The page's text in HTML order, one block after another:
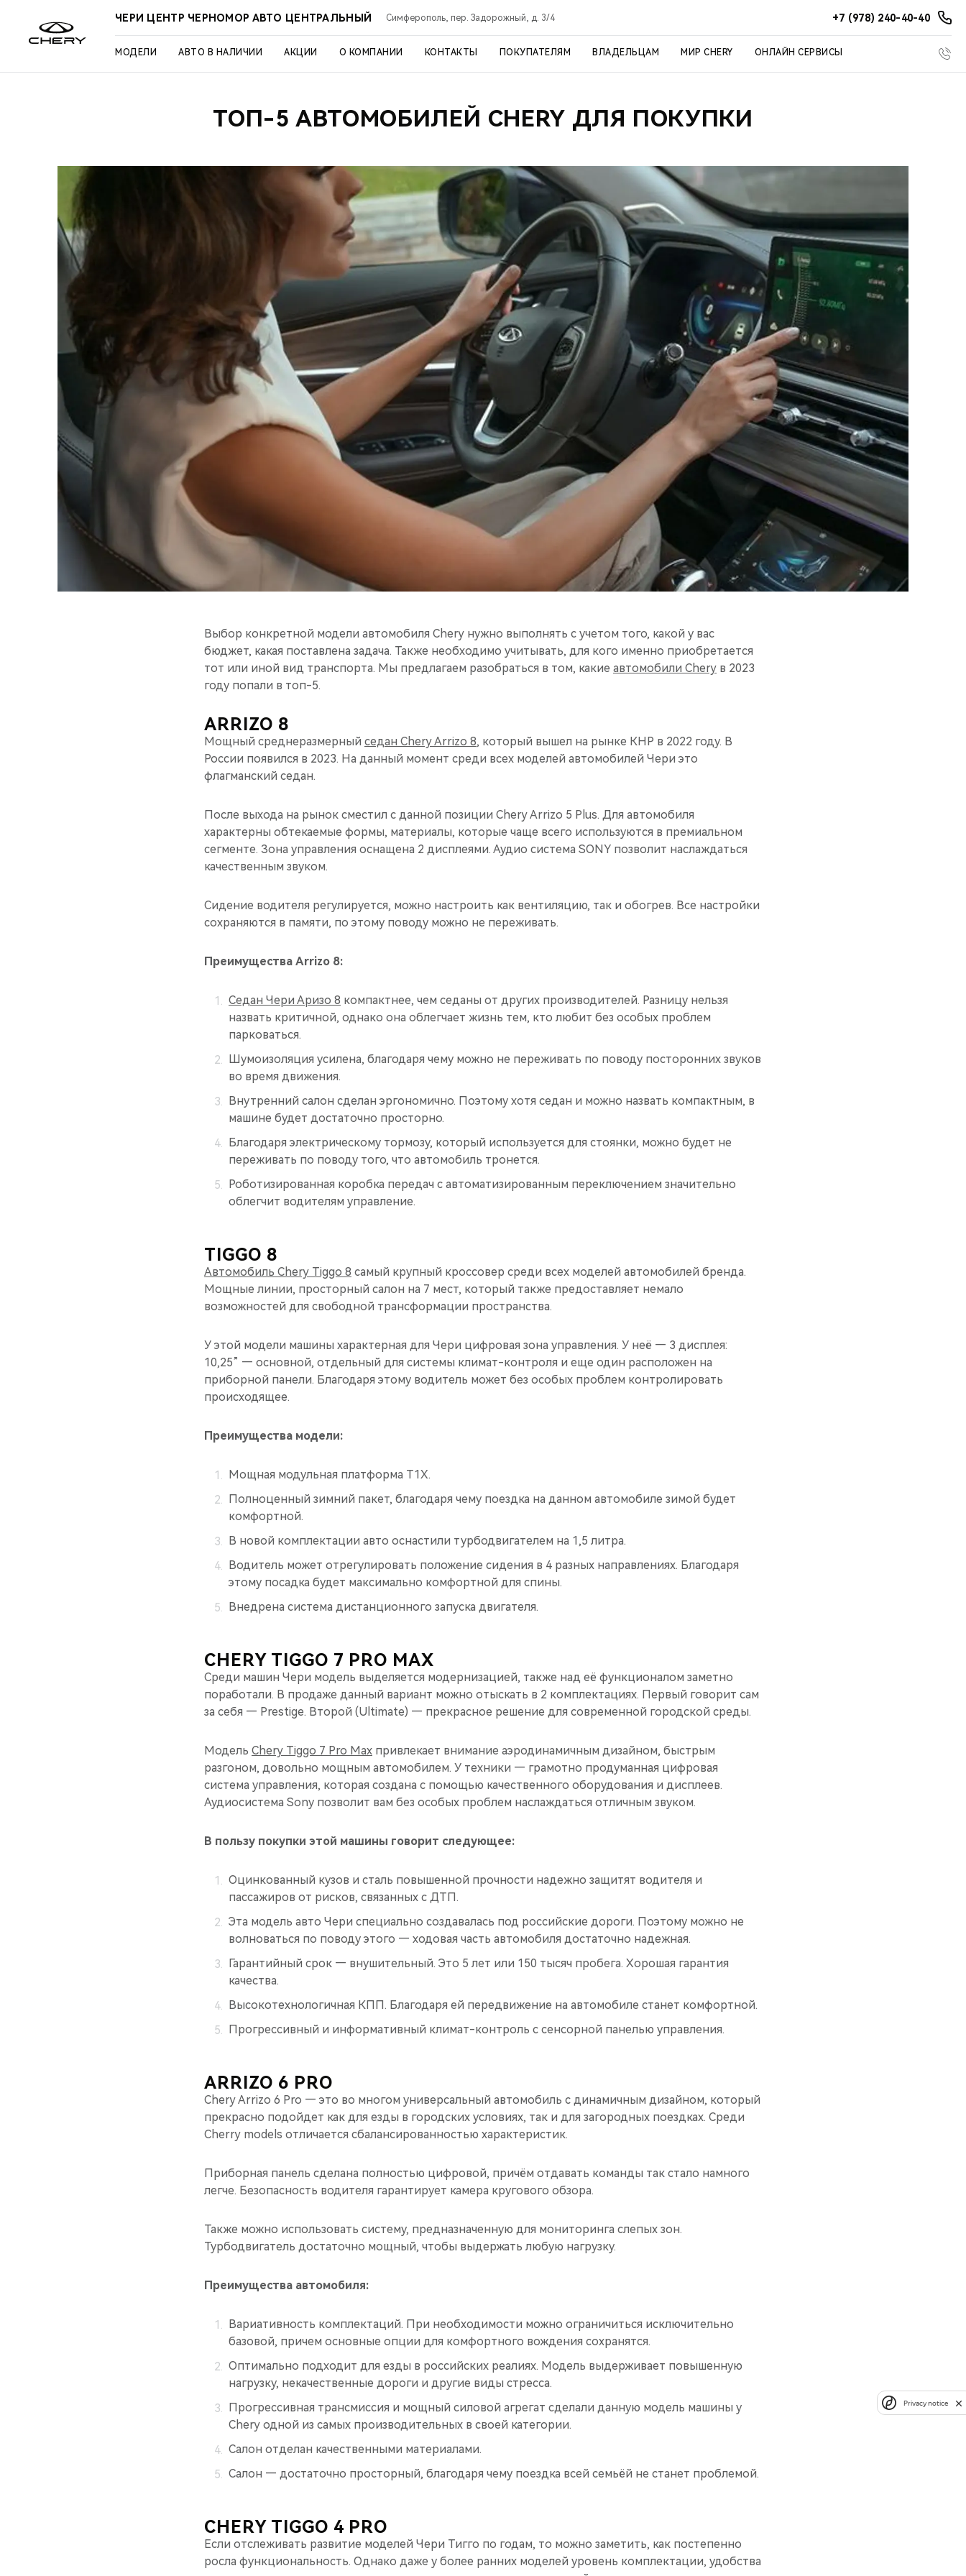
ЧЕРИ ЦЕНТР ЧЕРНОМОР АВТО ЦЕНТРАЛЬНЫЙ Симферополь, пер. Задорожный, д. 3/4 +7 (978) 240-40-40
МОДЕЛИ АВТО В НАЛИЧИИ АКЦИИ О КОМПАНИИ КОНТАКТЫ ПОКУПАТЕЛЯМ ВЛАДЕЛЬЦАМ МИР CHERY ОНЛАЙН СЕРВИСЫ
ТОП-5 АВТОМОБИЛЕЙ CHERY ДЛЯ ПОКУПКИ
Выбор конкретной модели автомобиля Chery нужно выполнять с учетом того, какой у вас
бюджет, какая поставлена задача. Также необходимо учитывать, для кого именно приобретается
тот или иной вид транспорта. Мы предлагаем разобраться в том, какие автомобили Chery в 2023
году попали в топ-5.
ARRIZO 8
Мощный среднеразмерный седан Chery Arrizo 8, который вышел на рынке КНР в 2022 году. В
России появился в 2023. На данный момент среди всех моделей автомобилей Чери это
флагманский седан.
После выхода на рынок сместил с данной позиции Chery Arrizo 5 Plus. Для автомобиля
характерны обтекаемые формы, материалы, которые чаще всего используются в премиальном
сегменте. Зона управления оснащена 2 дисплеями. Аудио система SONY позволит наслаждаться
качественным звуком.
Сидение водителя регулируется, можно настроить как вентиляцию, так и обогрев. Все настройки
сохраняются в памяти, по этому поводу можно не переживать.
Преимущества Arrizo 8:
Седан Чери Аризо 8 компактнее, чем седаны от других производителей. Разницу нельзя
назвать критичной, однако она облегчает жизнь тем, кто любит без особых проблем
парковаться.
Шумоизоляция усилена, благодаря чему можно не переживать по поводу посторонних звуков
во время движения.
Внутренний салон сделан эргономично. Поэтому хотя седан и можно назвать компактным, в
машине будет достаточно просторно.
Благодаря электрическому тормозу, который используется для стоянки, можно будет не
переживать по поводу того, что автомобиль тронется.
Роботизированная коробка передач с автоматизированным переключением значительно
облегчит водителям управление.
TIGGO 8
Автомобиль Chery Tiggo 8 самый крупный кроссовер среди всех моделей автомобилей бренда.
Мощные линии, просторный салон на 7 мест, который также предоставляет немало
возможностей для свободной трансформации пространства.
У этой модели машины характерная для Чери цифровая зона управления. У неё — 3 дисплея:
10,25” — основной, отдельный для системы климат-контроля и еще один расположен на
приборной панели. Благодаря этому водитель может без особых проблем контролировать
происходящее.
Преимущества модели:
Мощная модульная платформа T1X.
Полноценный зимний пакет, благодаря чему поездка на данном автомобиле зимой будет
комфортной.
В новой комплектации авто оснастили турбодвигателем на 1,5 литра.
Водитель может отрегулировать положение сидения в 4 разных направлениях. Благодаря
этому посадка будет максимально комфортной для спины.
Внедрена система дистанционного запуска двигателя.
CHERY TIGGO 7 PRO MAX
Среди машин Чери модель выделяется модернизацией, также над её функционалом заметно
поработали. В продаже данный вариант можно отыскать в 2 комплектациях. Первый говорит сам
за себя — Prestige. Второй (Ultimate) — прекрасное решение для современной городской среды.
Модель Chery Tiggo 7 Pro Max привлекает внимание аэродинамичным дизайном, быстрым
разгоном, довольно мощным автомобилем. У техники — грамотно продуманная цифровая
система управления, которая создана с помощью качественного оборудования и дисплеев.
Аудиосистема Sony позволит вам без особых проблем наслаждаться отличным звуком.
В пользу покупки этой машины говорит следующее:
Оцинкованный кузов и сталь повышенной прочности надежно защитят водителя и
пассажиров от рисков, связанных с ДТП.
Эта модель авто Чери специально создавалась под российские дороги. Поэтому можно не
волноваться по поводу этого — ходовая часть автомобиля достаточно надежная.
Гарантийный срок — внушительный. Это 5 лет или 150 тысяч пробега. Хорошая гарантия
качества.
Высокотехнологичная КПП. Благодаря ей передвижение на автомобиле станет комфортной.
Прогрессивный и информативный климат-контроль с сенсорной панелью управления.
ARRIZO 6 PRO
Chery Arrizo 6 Pro — это во многом универсальный автомобиль с динамичным дизайном, который
прекрасно подойдет как для езды в городских условиях, так и для загородных поездках. Среди
Cherry models отличается сбалансированностью характеристик.
Приборная панель сделана полностью цифровой, причём отдавать команды так стало намного
легче. Безопасность водителя гарантирует камера кругового обзора.
Также можно использовать систему, предназначенную для мониторинга слепых зон.
Турбодвигатель достаточно мощный, чтобы выдержать любую нагрузку.
Преимущества автомобиля:
Вариативность комплектаций. При необходимости можно ограничиться исключительно
базовой, причем основные опции для комфортного вождения сохранятся.
Оптимально подходит для езды в российских реалиях. Модель выдерживает повышенную
нагрузку, некачественные дороги и другие виды стресса.
Прогрессивная трансмиссия и мощный силовой агрегат сделали данную модель машины у
Chery одной из самых производительных в своей категории.
Салон отделан качественными материалами.
Салон — достаточно просторный, благодаря чему поездка всей семьёй не станет проблемой.
CHERY TIGGO 4 PRO
Если отслеживать развитие моделей Чери Тигго по годам, то можно заметить, как постепенно
росла функциональность. Однако даже у более ранних моделей уровень комплектации, удобства
Privacy notice